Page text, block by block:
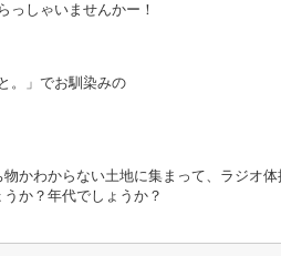
っしゃいませんかー！
。」でお馴染みの
かわからない土地に集まって、ラジオ
か？年代でしょうか？